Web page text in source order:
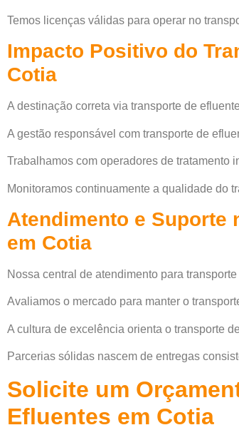
Temos licenças válidas para operar no
Impacto Positivo do
Cotia
A destinação correta via transporte de
A gestão responsável com transporte de
Trabalhamos com operadores de tratamento
Monitoramos continuamente a qualidade do
Atendimento e Suporte
em Cotia
Nossa central de atendimento para
Avaliamos o mercado para manter o
A cultura de excelência orienta o transporte
Parcerias sólidas nascem de entregas
Solicite um
Efluentes em Cotia